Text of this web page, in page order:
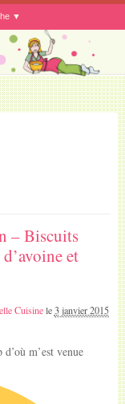
– Biscuits
et
Cuisinele3 janvier 2015
m’est venue